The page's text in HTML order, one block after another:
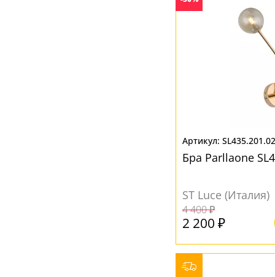
SL435.201.02
Бра Parllaone
ST Luce (Италия)
4 400 ₽
2 200 ₽